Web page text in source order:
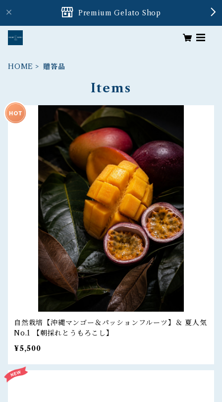
Premium Gelato Shop
HOME 贈答品
Items
自然栽培【沖縄マンゴー＆パッションフルーツ】＆ 夏人気
No.1 【朝採れとうもろこし】
¥5,500